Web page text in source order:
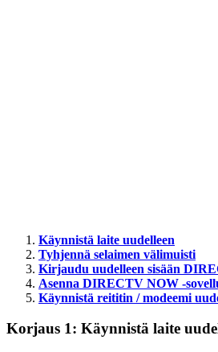
Käynnistä laite uudelleen
Tyhjennä selaimen välimuisti
Kirjaudu uudelleen sisään
Asenna DIRECTV NOW -
Käynnistä reititin / modeemi
Korjaus 1: Käynnistä laite